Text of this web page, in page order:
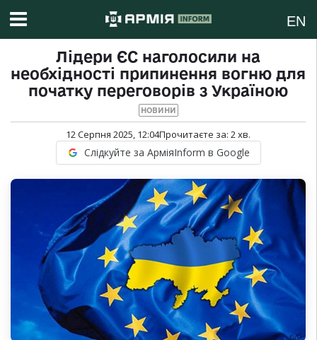
EN
Лідери ЄС наголосили на
необхідності припинення вогню для
початку переговорів з Україною
НОВИНИ
12 Серпня 2025, 12:04Прочитаєте за: 2хв.
Слідкуйте за АрміяInform в Google